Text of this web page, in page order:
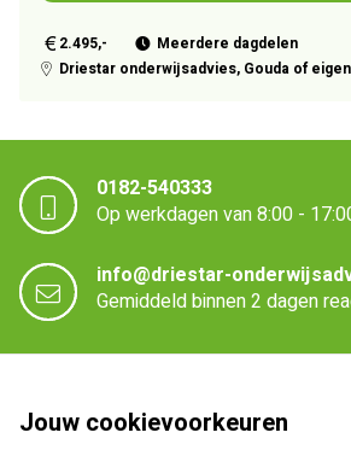
2.495,-
Meerdere dagdelen
Driestar onderwijsadvies, Gouda of
0182-540333
Op werkdagen van 8:00 -
info@driestar-
Gemiddeld binnen 2 dagen
Driestar onderwijsadvies
Jouw cookievoorkeuren